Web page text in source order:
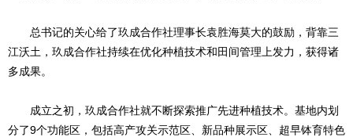
总书记的关心给了玖成合作社理事长袁胜海莫大的鼓励，背靠三
江沃土，玖成合作社持续在优化种植技术和田间管理上发力，获得诸
多成果。
成立之初，玖成合作社就不断探索推广先进种植技术。基地内划
分了9个功能区，包括高产攻关示范区、新品种展示区、超早钵育特色